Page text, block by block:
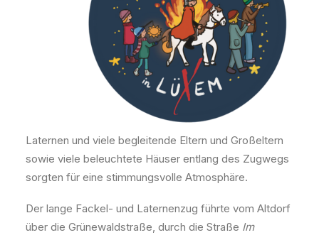
Laternen und viele begleitende Eltern und Großeltern
sowie viele beleuchtete Häuser entlang des Zugwegs
sorgten für eine stimmungsvolle Atmosphäre.
Der lange Fackel- und Laternenzug führte vom Altdorf
über die Grünewaldstraße, durch die Straße Im